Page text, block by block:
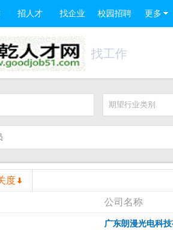
招人才 找企业 校园招聘 更多
找工作
期望行业类别
度
公司名称
广东朗漫光电科